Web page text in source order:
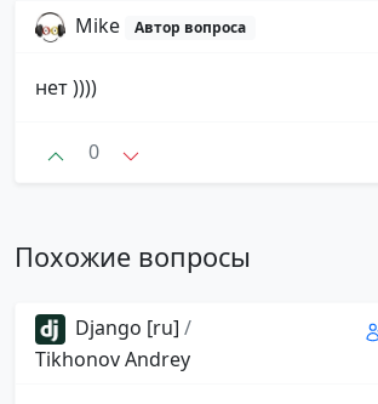
Mike Автор вопроса
нет ))))
0
Похожие вопросы
Django [ru] /
Tikhonov Andrey